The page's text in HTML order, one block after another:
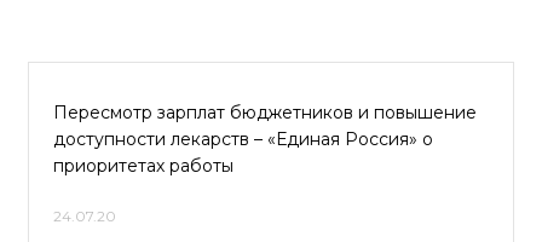
Пересмотр зарплат бюджетников и повышение
доступности лекарств – «Единая Россия» о
приоритетах работы
24.07.20